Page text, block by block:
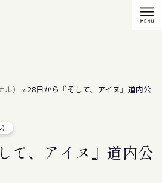
） »28日から『そして、アイヌ』道内公
て、アイヌ』道内公